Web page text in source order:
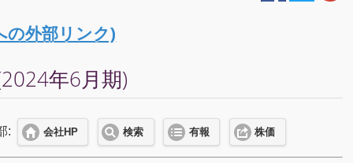
の外部リンク)
年6月期)
: 会社HP 検索 有報 株価